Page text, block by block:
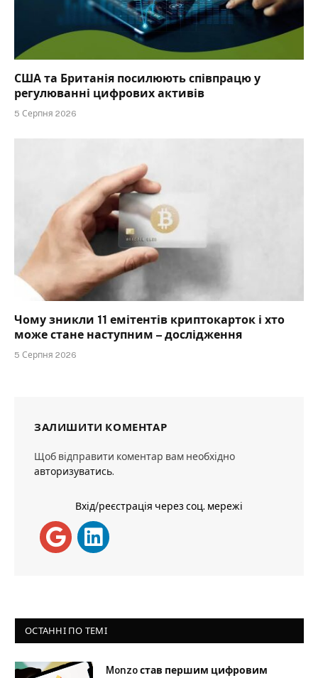
США та Британія посилюють співпрацю у
регулюванні цифрових активів
5 Серпня 2026
Чому зникли 11 емітентів криптокарток і хто
може стане наступним – дослідження
5 Серпня 2026
ЗАЛИШИТИ КОМЕНТАР
Щоб відправити коментар вам необхідно
авторизуватись.
Вхід/реєстрація через соц. мережі
ОСТАННІ ПО ТЕМІ
Monzo став першим цифровим